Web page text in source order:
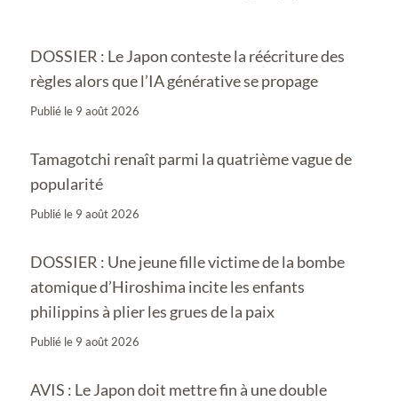
DOSSIER : Le Japon conteste la réécriture des
règles alors que l’IA générative se propage
Publié le 9 août 2026
Tamagotchi renaît parmi la quatrième vague de
popularité
Publié le 9 août 2026
DOSSIER : Une jeune fille victime de la bombe
atomique d’Hiroshima incite les enfants
philippins à plier les grues de la paix
Publié le 9 août 2026
AVIS : Le Japon doit mettre fin à une double